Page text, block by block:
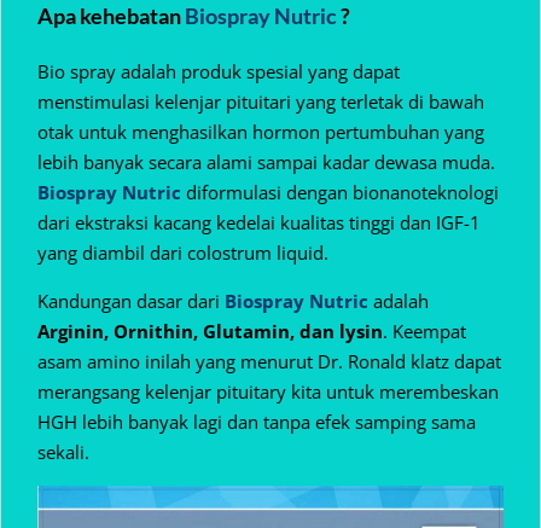
Apa kehebatanBiospray Nutric?
Bio spray adalah produk spesial yang dapat
menstimulasi kelenjar pituitari yang terletak di bawah
otak untuk menghasilkan hormon pertumbuhan yang
lebih banyak secara alami sampai kadar dewasa muda.
Biospray Nutric diformulasi dengan bionanoteknologi
dari ekstraksi kacang kedelai kualitas tinggi dan IGF-1
yang diambil dari colostrum liquid.
Kandungan dasar dari Biospray Nutric adalah
Arginin, Ornithin, Glutamin, dan lysin. Keempat
asam amino inilah yang menurut Dr. Ronald klatz dapat
merangsang kelenjar pituitary kita untuk merembeskan
HGH lebih banyak lagi dan tanpa efek samping sama
sekali.